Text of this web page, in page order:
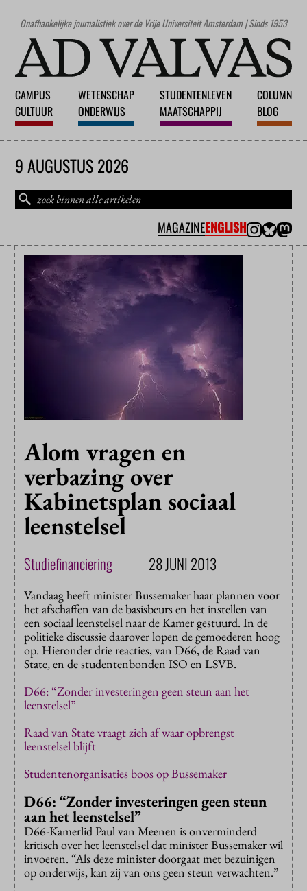
Onafhankelijke journalistiek over de Vrije Universiteit Amsterdam | Sinds 1953
CAMPUS
CULTUUR
WETENSCHAP
ONDERWIJS
STUDENTENLEVEN
MAATSCHAPPIJ
COLUMN
BLOG
9 AUGUSTUS 2026
MAGAZINEENGLISH
Alom vragen en
verbazing over
Kabinetsplan sociaal
leenstelsel
Studiefinanciering 28 JUNI 2013
Vandaag heeft minister Bussemaker haar plannen voor
het afschaffen van de basisbeurs en het instellen van
een sociaal leenstelsel naar de Kamer gestuurd. In de
politieke discussie daarover lopen de gemoederen hoog
op. Hieronder drie reacties, van D66, de Raad van
State, en de studentenbonden ISO en LSVB.
D66: “Zonder investeringen geen steun aan het
leenstelsel”
Raad van State vraagt zich af waar opbrengst
leenstelsel blijft
Studentenorganisaties boos op Bussemaker
D66: “Zonder investeringen geen steun
aan het leenstelsel”
D66-Kamerlid Paul van Meenen is onverminderd
kritisch over het leenstelsel dat minister Bussemaker wil
invoeren. “Als deze minister doorgaat met bezuinigen
op onderwijs, kan zij van ons geen steun verwachten.”